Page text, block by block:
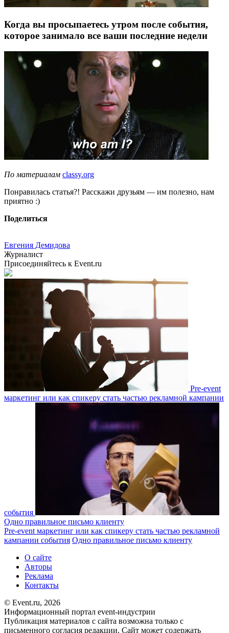
Когда вы просыпаетесь утром после события,
которое занимало все ваши последние недели
По материалам classy.org
Понравилась статья?! Расскажи друзьям — им полезно, нам
приятно :)
Поделиться
Евгения Демидова
Журналист
Присоединяйтесь к Event.ru
Pre-event
маркетинг или как спикеру стать частью рекламной кампании
события
Одно правильное письмо клиенту
Pre-event маркетинг или как спикеру стать частью рекламной
кампании события Одно правильное письмо клиенту
О сайте
Авторы
Реклама
Контакты
© Event.ru, 2026
Информационный портал event-индустрии
Публикация материалов с сайта возможна только с
письменного согласия редакции. Сайт может содержать